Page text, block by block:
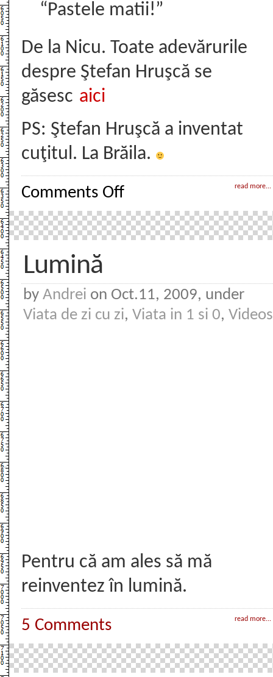
“Pastele matii!”
De la Nicu. Toate adevărurile
despre Ştefan Hruşcă se
găsesc aici
PS: Ştefan Hruşcă a inventat
cuţitul. La Brăila.
read more...
Comments Offon
facts
Lumină
by Andrei on Oct.11, 2009, under
Viata de zi cu zi, Viata in 1 si 0, Videos
Pentru că am ales să mă
reinventez în lumină.
read more...
5 Comments